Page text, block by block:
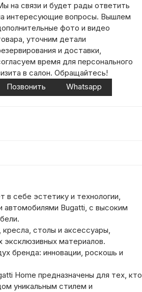
на связи и будет рады ответить
интересующие вопросы. Вышлем
фото и видео
уточним детали
и доставки,
время для персонального
в салон. Обращайтесь!
Позвонить
Whatsapp
в себе эстетику и технологии,
автомобилями Bugatti, с высоким
столы и аксессуары,
эксклюзивных материалов.
бренда: инновации, роскошь и
Home предназначены для тех, кто
уникальным стилем и